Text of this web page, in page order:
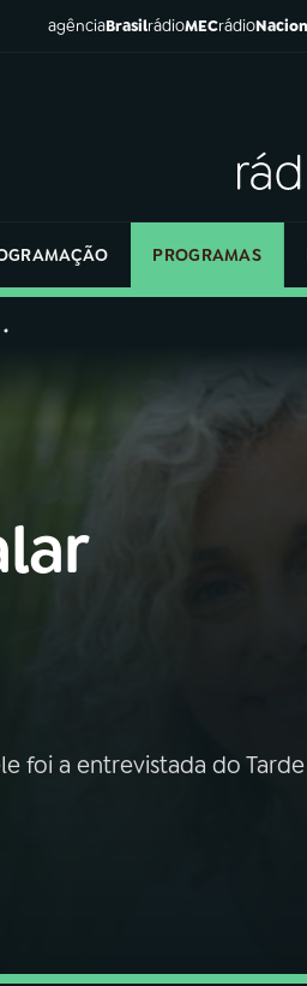
agênciaBrasilrádioMECrádio
PROGRAMAS
foi a entrevistada do